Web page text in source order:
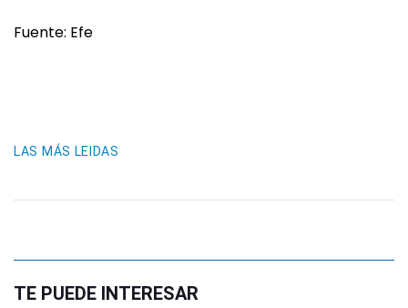
Fuente: Efe
LAS MÁS LEIDAS
TE PUEDE INTERESAR